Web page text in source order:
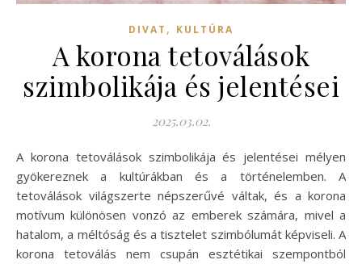
DIVAT , KULTÚRA
A korona tetoválások
szimbolikája és jelentései
2025.03.02.
A korona tetoválások szimbolikája és jelentései mélyen
gyökereznek a kultúrákban és a történelemben. A
tetoválások világszerte népszerűvé váltak, és a korona
motívum különösen vonzó az emberek számára, mivel a
hatalom, a méltóság és a tisztelet szimbólumát képviseli. A
korona tetoválás nem csupán esztétikai szempontból